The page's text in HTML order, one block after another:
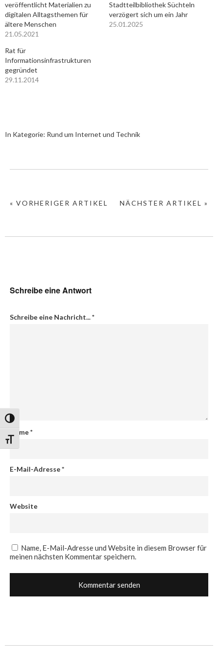
Umschalten auf hohe Kontraste
Schrift vergrößern
veröffentlicht Materialien zu
digitalen Alltagsthemen für
ältere Menschen
21.05.2021
Stadtteilbibliothek Süchteln
verzögert sich um ein Jahr
25.01.2025
Rat für
Informationsinfrastrukturen
gegründet
29.11.2014
In Kategorie: Rund um Internet und Technik
NÄCHSTER ARTIKEL »
« VORHERIGER ARTIKEL
Schreibe eine Antwort
Schreibe eine Nachricht...*
Name*
E-Mail-Adresse*
Website
Name, E-Mail-Adresse und Website in diesem Browser für
meinen nächsten Kommentar speichern.